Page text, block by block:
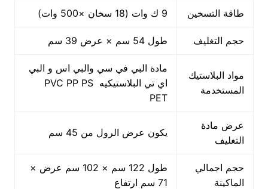
طاقة التسخين 9 ك وات (18 سخان ×500 وات)
حجم التغليف طول 54 سم × عرض 39 سم
مواد البلاستيك
المستخدمة
مادة البي في سي والبي اس و البي
اي تي البلاستيكيه PVC PP PS
PET
عرض مادة
التغليف
يكون عرض الرول من 45 سم
حجم اجمالي
الماكينة
طول 122 سم × 102 سم عرض ×
71 سم ارتفاع